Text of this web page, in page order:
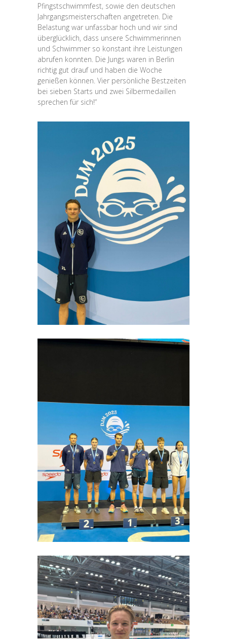
Pfingstschwimmfest, sowie den deutschen
Jahrgangsmeisterschaften angetreten. Die
Belastung war unfassbar hoch und wir sind
überglücklich, dass unsere Schwimmerinnen
und Schwimmer so konstant ihre Leistungen
abrufen konnten. Die Jungs waren in Berlin
richtig gut drauf und haben die Woche
genießen können. Vier persönliche Bestzeiten
bei sieben Starts und zwei Silbermedaillen
sprechen für sich!“